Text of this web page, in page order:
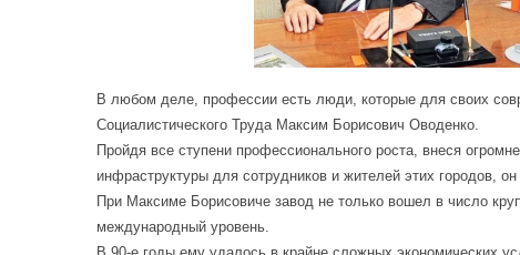
В любом деле, профессии есть люди, которые для своих
Социалистического Труда Максим Борисович Оводенко.
Пройдя все ступени профессионального роста, внеся
инфраструктуры для сотрудников и жителей этих городов,
При Максиме Борисовиче завод не только вошел в число
международный уровень.